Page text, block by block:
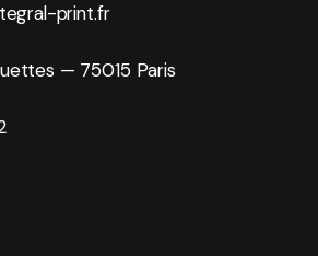
print.fr
— 75015 Paris